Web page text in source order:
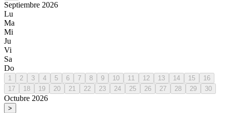
Septiembre 2026
Lu
Ma
Mi
Ju
Vi
Sa
Do
1 2 3 4 5 6 7 8 9 10 11 12 13 14 15
16
17
18 19 20 21 22 23 24 25 26 27 28 29 30
Octubre 2026
>